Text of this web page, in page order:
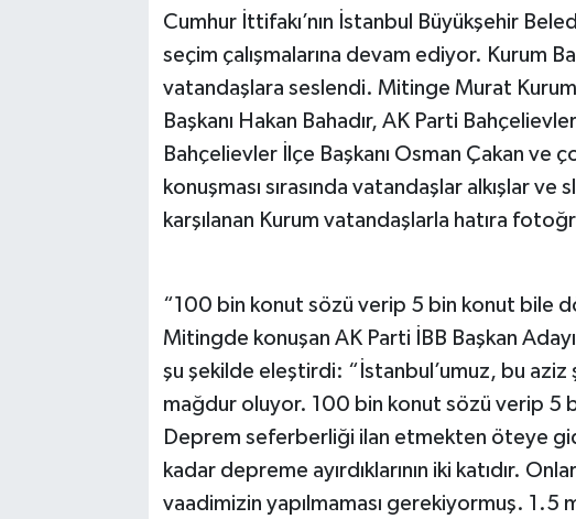
Cumhur İttifakı’nın İstanbul Büyükşehir
seçim çalışmalarına devam ediyor. Kurum
vatandaşlara seslendi. Mitinge Murat
Başkanı Hakan Bahadır, AK Parti
Bahçelievler İlçe Başkanı Osman Çakan ve
konuşması sırasında vatandaşlar alkışlar
karşılanan Kurum vatandaşlarla hatıra
“100 bin konut sözü verip 5 bin konut bile
Mitingde konuşan AK Parti İBB Başkan
şu şekilde eleştirdi: “İstanbul’umuz, bu aziz
mağdur oluyor. 100 bin konut sözü verip 5
Deprem seferberliği ilan etmekten öteye
kadar depreme ayırdıklarının iki katıdır.
vaadimizin yapılmaması gerekiyormuş. 1.5